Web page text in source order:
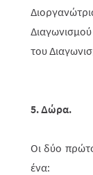
του
5. Δώρα.
Οι δύο
ένα: